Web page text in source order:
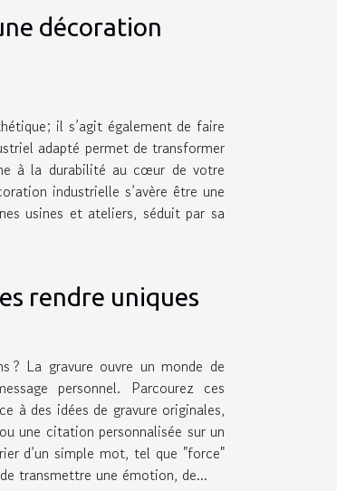
décoration
il s’agit également de faire
adapté permet de transformer
à la durabilité au cœur de votre
industrielle s’avère être une
usines et ateliers, séduit par sa
rendre uniques
? La gravure ouvre un monde de
personnel. Parcourez ces
à des idées de gravure originales,
une citation personnalisée sur un
d’un simple mot, tel que "force"
transmettre une émotion, de...